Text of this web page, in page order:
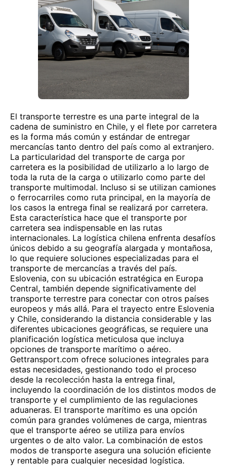
El transporte terrestre es una parte integral de la
cadena de suministro en Chile, y el flete por carretera
es la forma más común y estándar de entregar
mercancías tanto dentro del país como al extranjero.
La particularidad del transporte de carga por
carretera es la posibilidad de utilizarlo a lo largo de
toda la ruta de la carga o utilizarlo como parte del
transporte multimodal. Incluso si se utilizan camiones
o ferrocarriles como ruta principal, en la mayoría de
los casos la entrega final se realizará por carretera.
Esta característica hace que el transporte por
carretera sea indispensable en las rutas
internacionales. La logística chilena enfrenta desafíos
únicos debido a su geografía alargada y montañosa,
lo que requiere soluciones especializadas para el
transporte de mercancías a través del país.
Eslovenia, con su ubicación estratégica en Europa
Central, también depende significativamente del
transporte terrestre para conectar con otros países
europeos y más allá. Para el trayecto entre Eslovenia
y Chile, considerando la distancia considerable y las
diferentes ubicaciones geográficas, se requiere una
planificación logística meticulosa que incluya
opciones de transporte marítimo o aéreo.
Gettransport.com ofrece soluciones integrales para
estas necesidades, gestionando todo el proceso
desde la recolección hasta la entrega final,
incluyendo la coordinación de los distintos modos de
transporte y el cumplimiento de las regulaciones
aduaneras. El transporte marítimo es una opción
común para grandes volúmenes de carga, mientras
que el transporte aéreo se utiliza para envíos
urgentes o de alto valor. La combinación de estos
modos de transporte asegura una solución eficiente
y rentable para cualquier necesidad logística.